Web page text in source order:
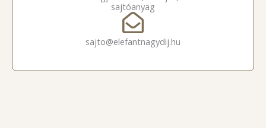
sajtóanyag
sajto@elefantnagydij.hu